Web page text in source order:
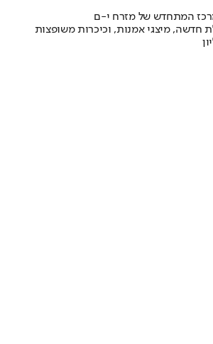
המתחדש של מזרח י-ם
חדשה, מיצגי אמנות, וכיכרות משופצות